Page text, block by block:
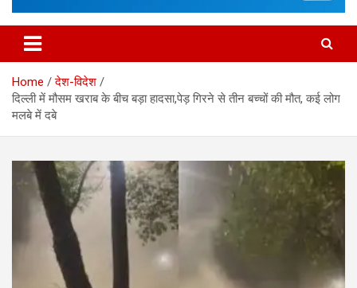
Home
देश-विदेश
दिल्ली में मौसम खराब के बीच बड़ा हादसा,पेड़ गिरने से तीन बच्चों की मौत, कई लोग
मलबे में दबे